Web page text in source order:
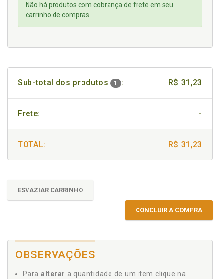
Não há produtos com cobrança de frete em seu
carrinho de compras.
Sub-total dos produtos 1 : R$ 31,23
Frete: -
TOTAL: R$ 31,23
ESVAZIAR CARRINHO
CONCLUIR A COMPRA
OBSERVAÇÕES
Para alterar a quantidade de um item clique na